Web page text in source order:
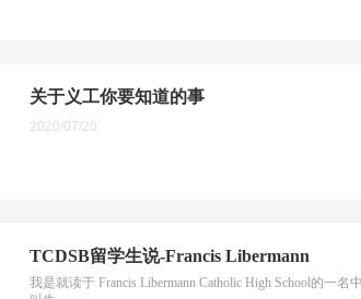
关于义工你要知道的事
2020/07/20
TCDSB留学生说-Francis Libermann
我是就读于 Francis Libermann Catholic High School的一名